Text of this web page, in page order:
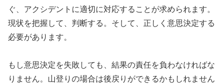
ぐ、アクシデントに適切に対応することが求められます。
現状を把握して、判断する。そして、正しく意思決定する
必要があります。
もし意思決定を失敗しても、結果の責任を負わなければな
りません。山登りの場合は後戻りができるかもしれません